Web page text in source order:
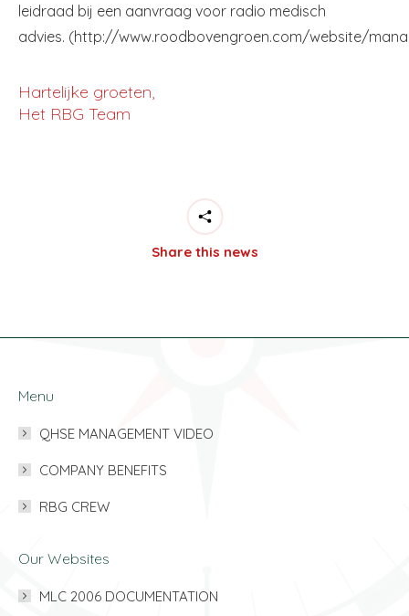
leidraad bij een aanvraag voor radio medisch
advies. (http://www.roodbovengroen.com/website/
Hartelijke groeten,
Het RBG Team
Share this news
Menu
QHSE MANAGEMENT VIDEO
COMPANY BENEFITS
RBG CREW
Our Websites
MLC 2006 DOCUMENTATION